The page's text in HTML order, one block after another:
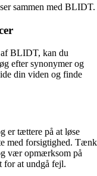
sammen med BLIDT.
af BLIDT, kan du
efter synonymer og
din viden og finde
er tættere på at løse
med forsigtighed. Tænk
vær opmærksom på
for at undgå fejl.